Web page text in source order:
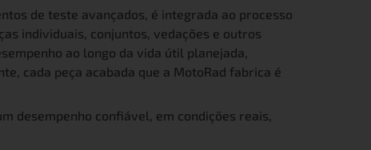
de teste avançados, é integrada ao processo
individuais, conjuntos, vedações e outros
ao longo da vida útil planejada,
cada peça acabada que a MotoRad fabrica é
desempenho confiável, em condições reais,